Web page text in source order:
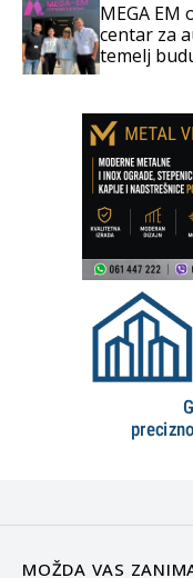
MEGA
centar za
temelj
MOŽDA VAS